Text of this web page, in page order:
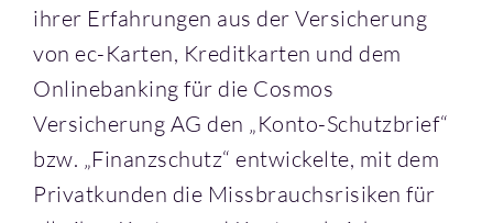
ihrer Erfahrungen aus der Versicherung
von ec-Karten, Kreditkarten und dem
Onlinebanking für die Cosmos
Versicherung AG den „Konto-Schutzbrief“
bzw. „Finanzschutz“ entwickelte, mit dem
Privatkunden die Missbrauchsrisiken für